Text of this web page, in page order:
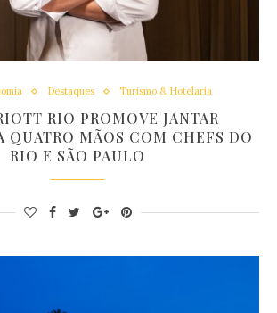
Destaques Turismo & Hotelaria
RIO PROMOVE JANTAR
QUATRO MÃOS COM CHEFS DO
RIO E SÃO PAULO